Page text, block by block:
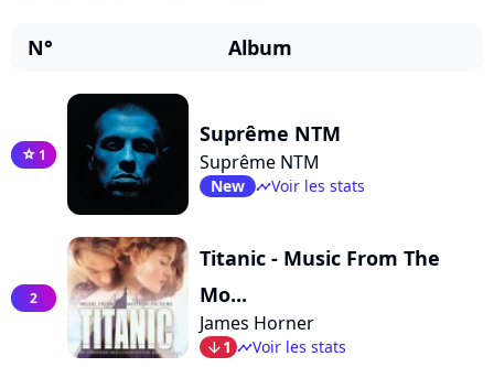
N° Album
star 1
Suprême NTM
Suprême NTM
New timelineVoir les stats
2
Titanic - Music From The
Mo...
James Horner
arrow_bot1 timelineVoir les stats